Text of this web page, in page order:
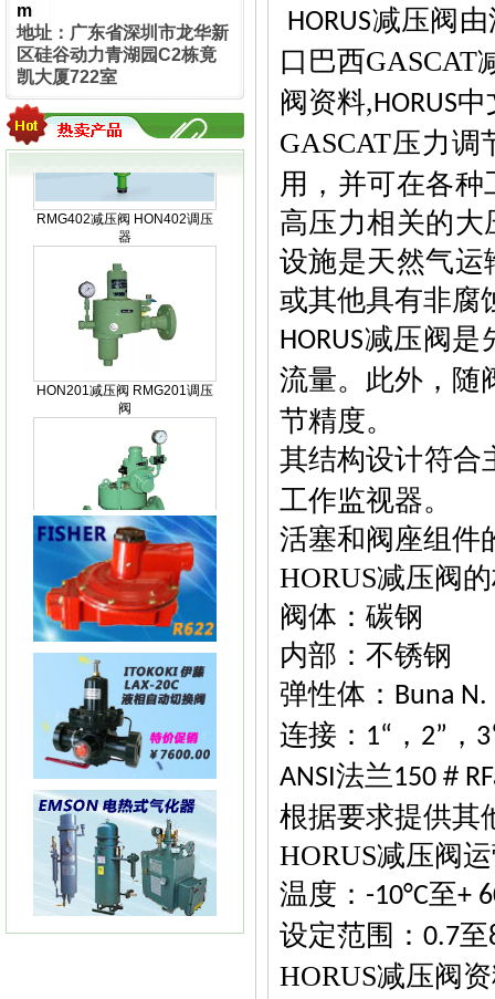
m
地址：广东省深圳市龙华新
区硅谷动力青湖园C2栋竟
凯大厦722室
RMG402减压阀 HON402调压
器
HON201减压阀 RMG201调压
HON200减压阀RGM200减压
阀
KIMRAY150指挥器KIMRAY
150减压阀
KIMRAY 30指挥器 KIMRAY30
减压阀
HORUS减压阀
口巴西GASCAT
阀资料,HORUS中
GASCAT压力调
用，并可在各
高压力相关的
设施是天然气
或其他具有非腐
HORUS减压阀是
流量。此外，随
节精度。
其结构设计符合
工作监视器。
活塞和阀座组件
HORUS减压阀的
阀体 ：碳钢
内部：不锈钢
弹性体： Buna N.
连接： 1“ ， 2” ，
ANSI法兰150 ＃
根据要求提供其
HORUS减压阀
温度： -10°C至+
设定范围： 0.7至
HORUS减压阀